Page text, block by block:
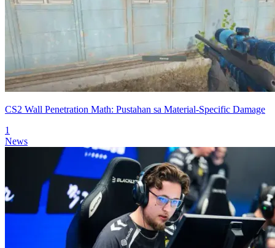
CS2 Wall Penetration Math: Pustahan sa Material-Specific Damage
1
News